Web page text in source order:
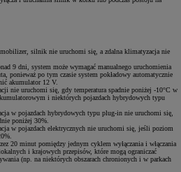
silnik nie uruchomi się, a zdalna klimatyzacja nie
9 dni, system może wymagać manualnego uruchomienia
ponieważ po tym czasie system pokładowy automatycznie
akumulator 12 V.
nie uruchomi się, gdy temperatura spadnie poniżej -10°C w
i niektórych pojazdach hybrydowych typu
w pojazdach hybrydowych typu plug-in nie uruchomi się,
poniżej 30%.
w pojazdach elektrycznych nie uruchomi się, jeśli poziom
20 minut pomiędzy jednym cyklem wyłączania i włączania
i krajowych przepisów, które mogą ograniczać
(np. na niektórych obszarach chronionych i w parkach